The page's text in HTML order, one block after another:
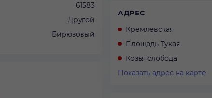
61583
Другой
Бирюзовый
АДРЕС
Кремлевская
Площадь Тукая
Козья слобода
Показать адрес на карте